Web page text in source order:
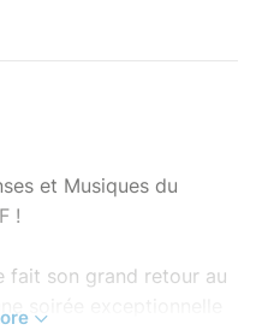
et Musiques du
!
fait son grand retour au
soirée exceptionnelle